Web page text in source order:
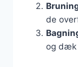
de
og dæk